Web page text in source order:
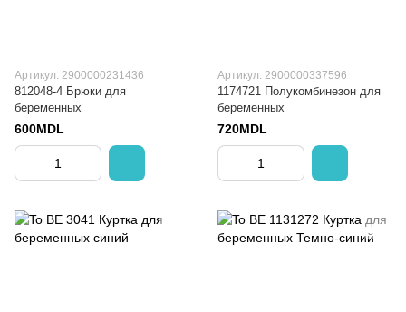
Артикул: 2900000231436
812048-4 Брюки для
беременных
600MDL
Артикул: 2900000337596
1174721 Полукомбинезон для
беременных
720MDL